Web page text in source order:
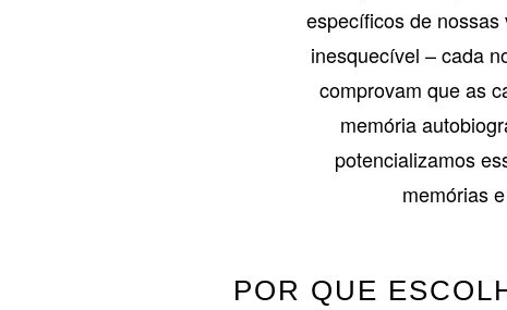
específicos de
inesquecível – cada
comprovam que as
memória
potencializamos
memórias
POR QUE